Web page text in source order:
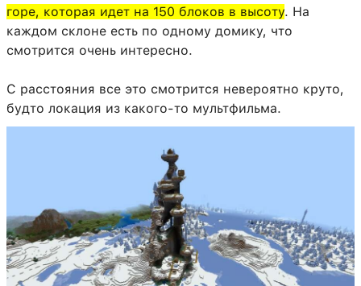
горе, которая идет на 150 блоков в высоту. На
каждом склоне есть по одному домику, что
смотрится очень интересно.
С расстояния все это смотрится невероятно круто,
будто локация из какого-то мультфильма.